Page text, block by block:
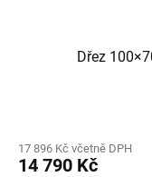
Dřez
17 896 Kč včetně DPH
14 790 Kč